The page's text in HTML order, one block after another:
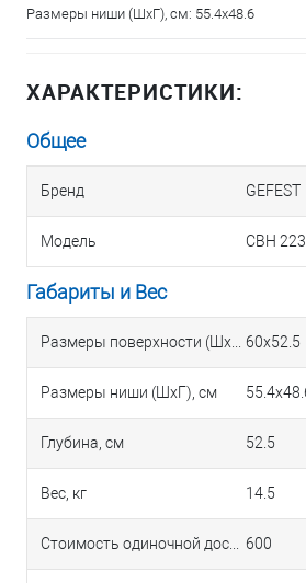
Размеры ниши (ШхГ), см: 55.4х48.6
ХАРАКТЕРИСТИКИ:
Общее
Бренд GEFEST
Модель СВН
Габариты и Вес
60х52.5
Размеры ниши (ШхГ), см
Глубина, см 52.5
Вес, кг 14.5
600